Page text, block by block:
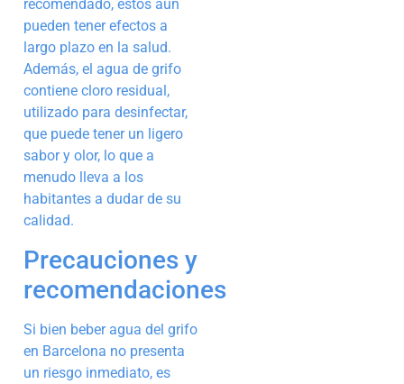
recomendado, estos aún
pueden tener efectos a
largo plazo en la salud.
Además, el agua de grifo
contiene cloro residual,
utilizado para desinfectar,
que puede tener un ligero
sabor y olor, lo que a
menudo lleva a los
habitantes a dudar de su
calidad.
Precauciones y
recomendaciones
Si bien beber agua del grifo
en Barcelona no presenta
un riesgo inmediato, es